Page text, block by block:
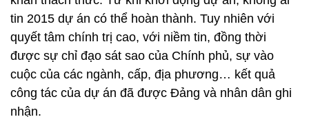
tin 2015 dự án có thể hoàn thành. Tuy nhiên với
quyết tâm chính trị cao, với niềm tin, đồng thời
được sự chỉ đạo sát sao của Chính phủ, sự vào
cuộc của các ngành, cấp, địa phương… kết quả
công tác của dự án đã được Đảng và nhân dân ghi
nhận.